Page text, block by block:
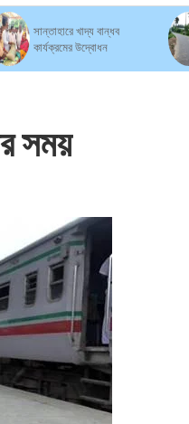
সান্তাহারে খাদ্য বান্ধব
কার্যক্রমের উদ্বোধন
সময়